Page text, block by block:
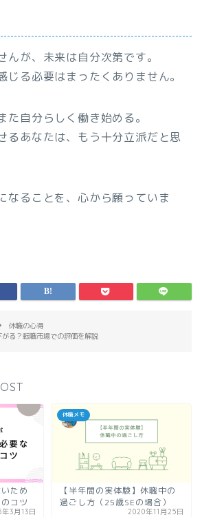
んが、未来は自分次第です。
じる必要はまったくありません。
た自分らしく働き始める。
るあなたは、もう十分立派だと思
なることを、心から願っていま
休職の心得
る？転職市場での評価を解説
ため
コツ
3月13日
休職メモ
【半年間の実体験】休職中の
過ごし方（25歳SEの場合）
2020年11月25日